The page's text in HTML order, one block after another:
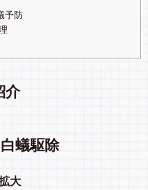
予防
介
蟻駆除
大